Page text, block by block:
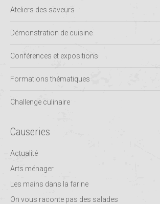
Ateliers des saveurs
Démonstration de cuisine
Conférences et expositions
Formations thématiques
Challenge culinaire
Causeries
Actualité
Arts ménager
Les mains dans la farine
On vous raconte pas des salades